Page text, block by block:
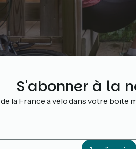
S'abonner à la
la France à vélo dans votre boîte